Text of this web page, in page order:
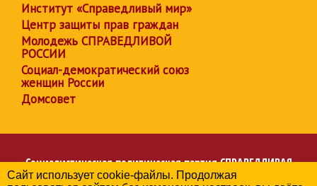
Институт «Справедливый мир»
Центр защиты прав граждан
Молодежь СПРАВЕДЛИВОЙ
РОССИИ
Социал-демократический союз
женщин России
Домсовет
Социалистическая политическая партияСПРАВЕДЛИВАЯ
РОССИЯ
Сайт использует cookie-файлы. Продолжая